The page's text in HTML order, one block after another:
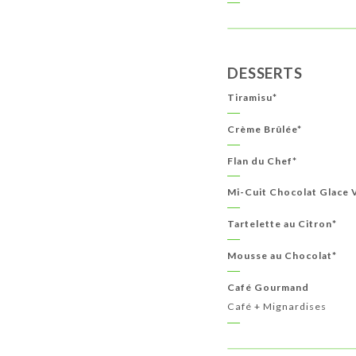
DESSERTS
Tiramisu*
Crème Brûlée*
Flan du Chef*
Mi-Cuit Chocolat Glace
Tartelette au Citron*
Mousse au Chocolat*
Café Gourmand
Café + Mignardises